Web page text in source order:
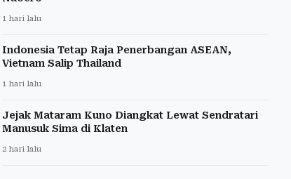
1 hari lalu
Indonesia Tetap Raja Penerbangan ASEAN,
Vietnam Salip Thailand
1 hari lalu
Jejak Mataram Kuno Diangkat Lewat Sendratari
Manusuk Sima di Klaten
2 hari lalu